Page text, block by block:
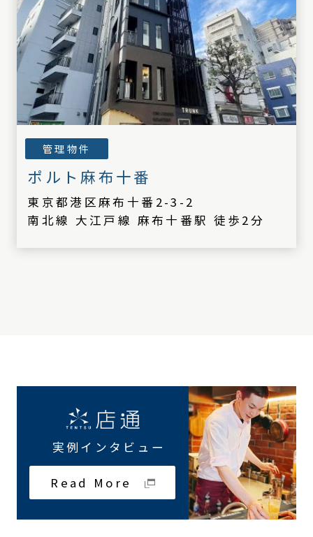
管理物件
ポルト麻布十番
東京都港区麻布十番2-3-2
南北線 大江戸線 麻布十番駅 徒歩2分
実例インタビュー
Read More